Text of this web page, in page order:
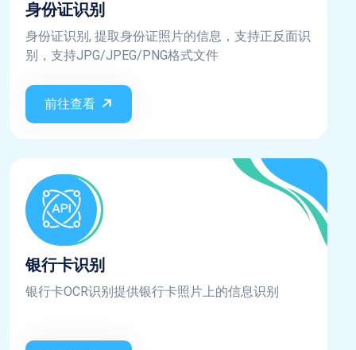
身份证识别
身份证识别, 提取身份证照片的信息，支持正反面识
别，支持JPG/JPEG/PNG格式文件
前往查看
银行卡识别
银行卡OCR识别提供银行卡照片上的信息识别